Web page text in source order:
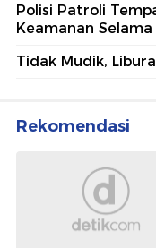
Polisi Patroli
Keamanan
Tidak Mudik,
Rekomendasi